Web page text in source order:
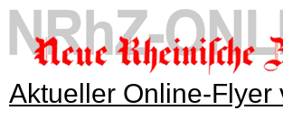
Aktueller Online-Flyer